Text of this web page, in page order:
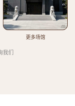
更多场馆
们